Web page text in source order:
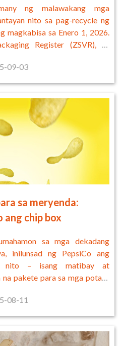
ng malawakang mga
nito sa pag-recycle ng
magkabisa sa Enero 1, 2026.
Register (ZSVR), sa
09-03
sa meryenda:
ang chip box
sa mga dekadang
inilunsad ng PepsiCo ang
nito – isang matibay at
pakete para sa mga potato
08-11